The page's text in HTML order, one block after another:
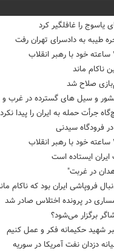
یاسوج را غافلگیر کرد
طیبه به دادسرای تهران رفت
ناکام ماند
صلاح شد
کشور و سیل های گسترده در غرب
جرأت حمله به ایران را پیدا
فرودگاه سیدنی
ایستاده است
در غربت"
فروپاشی ایران بود که ناکام
برگزار می‌شود؟
شهید حکیمانه فکر و عمل کنیم
دزدان نفت آمریکا در سوریه